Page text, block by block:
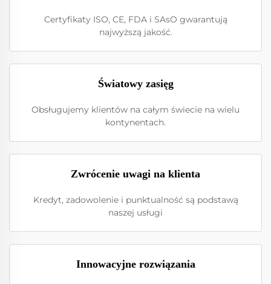
Certyfikaty ISO, CE, FDA i SAsO gwarantują
najwyższą jakość.
Światowy zasięg
Obsługujemy klientów na całym świecie na wielu
kontynentach.
Zwrócenie uwagi na klienta
Kredyt, zadowolenie i punktualność są podstawą
naszej usługi
Innowacyjne rozwiązania